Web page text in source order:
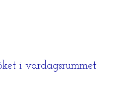
i vardagsrummet